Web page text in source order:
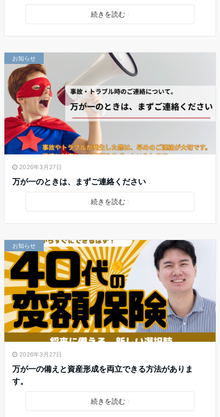
続きを読む
お知らせ
2026年3月27日
万が一のときは、まずご連絡ください
続きを読む
お知らせ
2026年3月27日
万が一の備えと資産形成を両立できる方法がありま
す。
続きを読む